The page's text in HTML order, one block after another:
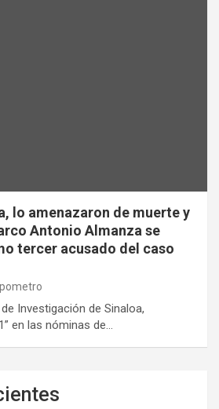
lo amenazaron de muerte y
Antonio Almanza se
tercer acusado del caso
Investigación de Sinaloa,
en las nóminas de…